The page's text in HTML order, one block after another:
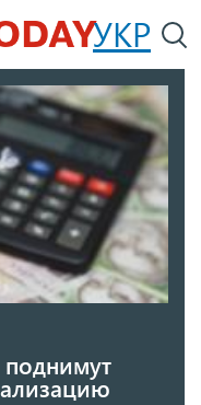
УКР
поднимут